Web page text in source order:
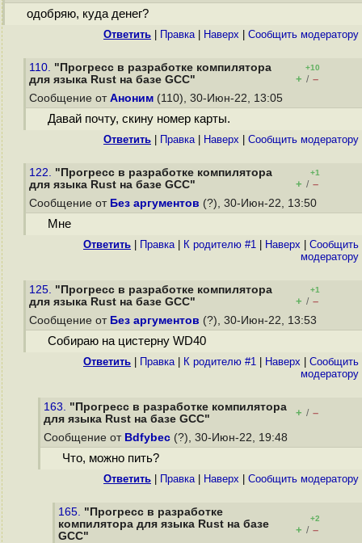
одобряю, куда денег?
Ответить Правка| Наверх Cообщить модератору
110. "Прогресс в разработке компилятора
для языка Rust на базе GCC"
+10
+ / –
Сообщение от Аноним (110), 30-Июн-22, 13:05
Давай почту, скину номер карты.
Ответить Правка| Наверх Cообщить модератору
122. "Прогресс в разработке компилятора
для языка Rust на базе GCC"
+1
+ / –
Сообщение от Без аргументов (?), 30-Июн-22, 13:50
Мне
Ответить Правка| К родителю #1 Наверх
Cообщить
модератору
125. "Прогресс в разработке компилятора
для языка Rust на базе GCC"
+1
+ / –
Сообщение от Без аргументов (?), 30-Июн-22, 13:53
Собираю на цистерну WD40
Ответить Правка| К родителю #1 Наверх
Cообщить
модератору
163. "Прогресс в разработке компилятора
для языка Rust на базе GCC"
+ / –
Сообщение от Bdfybec (?), 30-Июн-22, 19:48
Что, можно пить?
Ответить Правка| Наверх Cообщить модератору
165. "Прогресс в разработке
компилятора для языка Rust на базе
GCC"
+2
+ / –